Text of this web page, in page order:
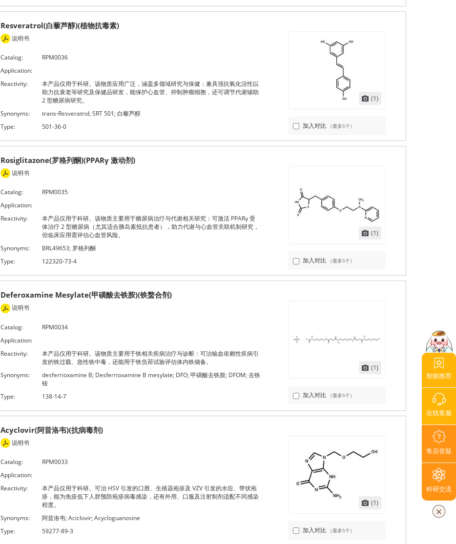
Resveratrol(白藜芦醇)(植物抗毒素)
说明书
Catalog:
RPM0036
Application:
Reactivity:
本产品仅用于科研。该物质应用广泛，涵盖多领域研究与保健：兼具强抗氧化活性以
助力抗衰老等研究及保健品研发，能保护心血管、抑制肿瘤细胞，还可调节代谢辅助
2 型糖尿病研究。
Synonyms:
trans-Resveratrol; SRT 501; 白藜芦醇
Type:
501-36-0
(1)
加入对比 （最多5个）
Rosiglitazone(罗格列酮)(PPARγ 激动剂)
说明书
Catalog:
RPM0035
Application:
Reactivity:
本产品仅用于科研。该物质主要用于糖尿病治疗与代谢相关研究：可激活 PPARγ 受
体治疗 2 型糖尿病（尤其适合胰岛素抵抗患者），助力代谢与心血管关联机制研究，
但临床应用需评估心血管风险。
Synonyms:
BRL49653; 罗格列酮
Type:
122320-73-4
(1)
加入对比 （最多5个）
Deferoxamine Mesylate(甲磺酸去铁胺)(铁螯合剂)
说明书
Catalog:
RPM0034
Application:
Reactivity:
本产品仅用于科研。该物质主要用于铁相关疾病治疗与诊断：可治输血依赖性疾病引
发的铁过载、急性铁中毒，还能用于铁负荷试验评估体内铁储备。
Synonyms:
desferrioxamine B; Desferrioxamine B mesylate; DFO; 甲磺酸去铁胺; DFOM; 去铁
铵
Type:
138-14-7
(1)
加入对比 （最多5个）
Acyclovir(阿昔洛韦)(抗病毒剂)
说明书
Catalog:
RPM0033
Application:
Reactivity:
本产品仅用于科研。可治 HSV 引发的口唇、生殖器疱疹及 VZV 引发的水痘、带状疱
疹，能为免疫低下人群预防疱疹病毒感染，还有外用、口服及注射制剂适配不同感染
程度。
Synonyms:
阿昔洛韦; Aciclovir; Acycloguanosine
Type:
59277-89-3
(1)
加入对比 （最多5个）
智能推荐
在线客服
售后答疑
科研交流